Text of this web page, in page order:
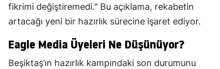
fikrimi değiştiremedi." Bu açıklama, rekabetin
artacağı yeni bir hazırlık sürecine işaret ediyor.
Eagle Media Üyeleri Ne Düşünüyor?
Beşiktaş’ın hazırlık kampındaki son durumunu